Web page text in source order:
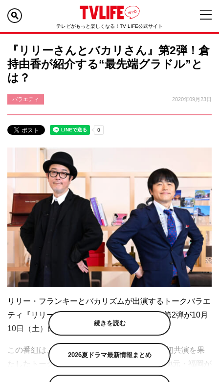
テレビがもっと楽しくなる！TV LIFE公式サイト
『リリーさんとバカリさん』第2弾！倉
持由香が紹介する“最先端グラドル”と
は？
バラエティ 2020年09月23日
リリー・フランキーとバカリズムが出演するトークバラエ
ティ『リリーさんとバカリさん』（FBS）の第2弾が10月
10日（土）に放送。
この番組は、2019年にリリーとバカリズムが初共演を果
たしたトークバラエティの第2弾。第1弾では地元・福岡が
嫌で上京したという2人が故郷についてのエピソードやお
続きを読む
2026夏ドラマ最新情報まとめ